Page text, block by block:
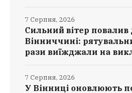
Сильний вітер повалив
Вінниччині:
рази виїжджали на
7 Серпня, 2026
У Вінниці оновлюють
7 Серпня, 2026